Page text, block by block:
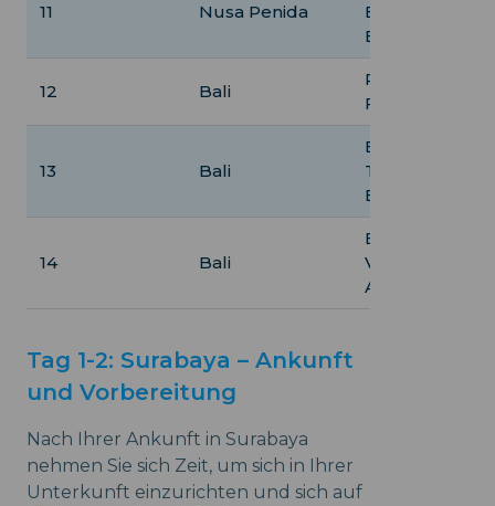
11 Nusa Penida
Billabong und
Beach
12 Bali
Rückkehr
13 Bali
Besuch des
Tempels,
Erlebnisse
14 Bali
Entspannung,
Vorbereitung
Abreise
Tag 1-2: Surabaya – Ankunft
und Vorbereitung
Nach Ihrer Ankunft in Surabaya
nehmen Sie sich Zeit, um sich in Ihrer
Unterkunft einzurichten und sich auf